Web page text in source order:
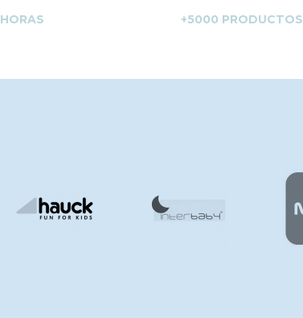
+5000 PRODUCTOS